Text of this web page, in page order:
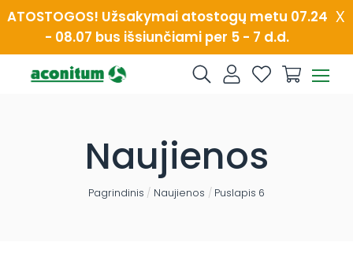
Skip
to
x
ATOSTOGOS! Užsakymai atostogų metu 07.24
- 08.07 bus išsiunčiami per 5 - 7 d.d.
Naujienos
Pagrindinis / Naujienos / Puslapis 6